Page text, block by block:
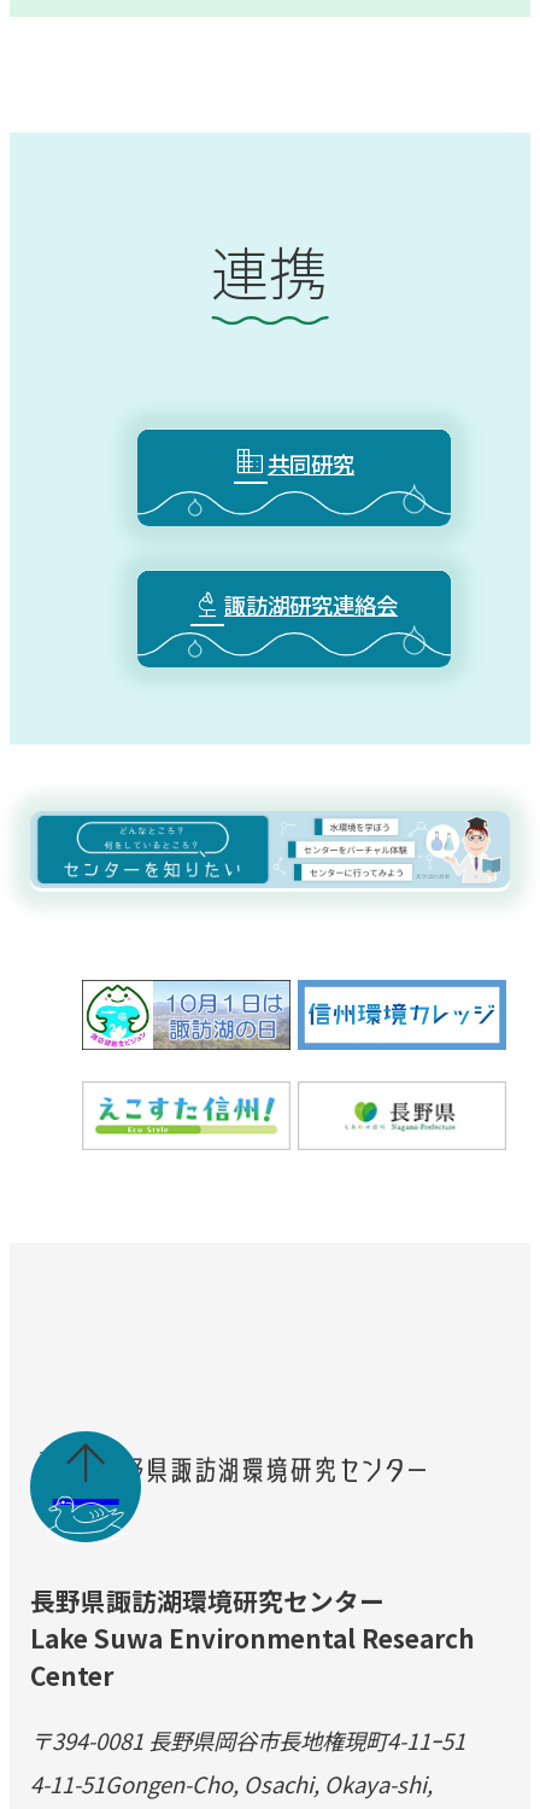
連携
共同研究
 諏訪湖研究連絡会

長野県諏訪湖環境研究センター
Lake Suwa Environmental Research
Center
〒394-0081 長野県岡谷市長地権現町4-11ｰ51
4-11-51Gongen-Cho, Osachi, Okaya-shi,